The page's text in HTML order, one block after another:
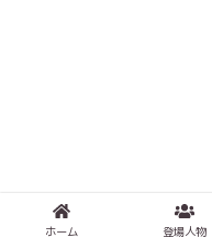
ホーム 登場人物